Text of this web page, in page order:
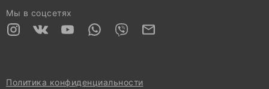
Мы в соцсетях
Политика конфиденциальности